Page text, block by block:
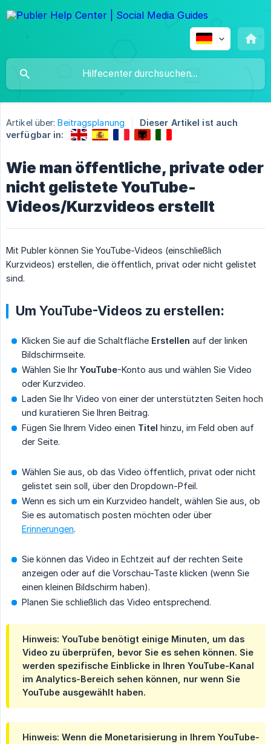
Artikel über: Beitragsplanung
Dieser Artikel ist auch
verfügbar in:
Wie man öffentliche, private oder
nicht gelistete YouTube-
Videos/Kurzvideos erstellt
Mit Publer können Sie YouTube-Videos (einschließlich
Kurzvideos) erstellen, die öffentlich, privat oder nicht gelistet
sind.
Um YouTube-Videos zu erstellen:
Klicken Sie auf die Schaltfläche Erstellen auf der linken
Bildschirmseite.
Wählen Sie Ihr YouTube-Konto aus und wählen Sie Video
oder Kurzvideo.
Laden Sie Ihr Video von einer der unterstützten Seiten hoch
und kuratieren Sie Ihren Beitrag.
Fügen Sie Ihrem Video einen Titel hinzu, im Feld oben auf
der Seite.
Wählen Sie aus, ob das Video öffentlich, privat oder nicht
gelistet sein soll, über den Dropdown-Pfeil.
Wenn es sich um ein Kurzvideo handelt, wählen Sie aus, ob
Sie es automatisch posten möchten oder über
Erinnerungen.
Sie können das Video in Echtzeit auf der rechten Seite
anzeigen oder auf die Vorschau-Taste klicken (wenn Sie
einen kleinen Bildschirm haben).
Planen Sie schließlich das Video entsprechend.
Hinweis: YouTube benötigt einige Minuten, um das
Video zu überprüfen, bevor Sie es sehen können. Sie
werden spezifische Einblicke in Ihren YouTube-Kanal
im Analytics-Bereich sehen können, nur wenn Sie
YouTube ausgewählt haben.
Hinweis: Wenn die Monetarisierung in Ihrem YouTube-